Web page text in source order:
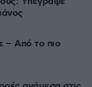
– Από το πιο